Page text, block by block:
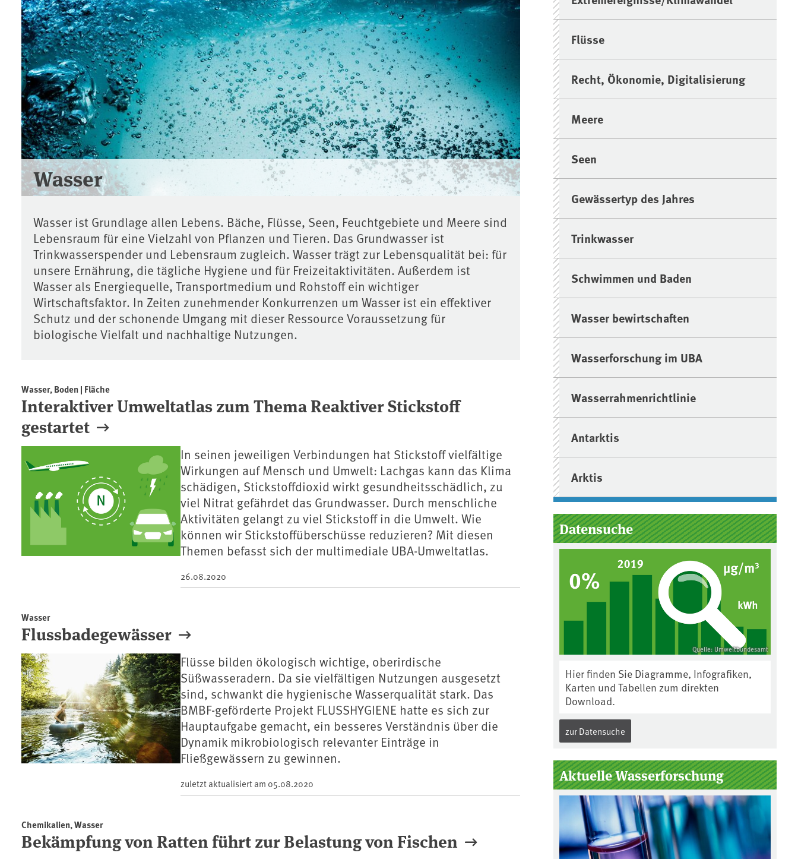
Wasser
Wasser ist Grundlage allen Lebens. Bäche, Flüsse, Seen, Feuchtgebiete und Meere sind
Lebensraum für eine Vielzahl von Pflanzen und Tieren. Das Grundwasser ist
Trinkwasserspender und Lebensraum zugleich. Wasser trägt zur Lebensqualität bei: für
unsere Ernährung, die tägliche Hygiene und für Freizeitaktivitäten. Außerdem ist
Wasser als Energiequelle, Transportmedium und Rohstoff ein wichtiger
Wirtschaftsfaktor. In Zeiten zunehmender Konkurrenzen um Wasser ist ein effektiver
Schutz und der schonende Umgang mit dieser Ressource Voraussetzung für
biologische Vielfalt und nachhaltige Nutzungen.
Wasser, Boden | Fläche
Interaktiver Umweltatlas zum Thema Reaktiver Stickstoff
gestartet
In seinen jeweiligen Verbindungen hat Stickstoff vielfältige
Wirkungen auf Mensch und Umwelt: Lachgas kann das Klima
schädigen, Stickstoffdioxid wirkt gesundheitsschädlich, zu
viel Nitrat gefährdet das Grundwasser. Durch menschliche
Aktivitäten gelangt zu viel Stickstoff in die Umwelt. Wie
können wir Stickstoffüberschüsse reduzieren? Mit diesen
Themen befasst sich der multimediale UBA-Umweltatlas.
26.08.2020
Wasser
Flussbadegewässer
Flüsse bilden ökologisch wichtige, oberirdische
Süßwasseradern. Da sie vielfältigen Nutzungen ausgesetzt
sind, schwankt die hygienische Wasserqualität stark. Das
BMBF-geförderte Projekt FLUSSHYGIENE hatte es sich zur
Hauptaufgabe gemacht, ein besseres Verständnis über die
Dynamik mikrobiologisch relevanter Einträge in
Fließgewässern zu gewinnen.
zuletzt aktualisiert am 05.08.2020
Chemikalien, Wasser
Bekämpfung von Ratten führt zur Belastung von Fischen
Flüsse
Recht, Ökonomie, Digitalisierung
Meere
Seen
Gewässertyp des Jahres
Trinkwasser
Schwimmen und Baden
Wasser bewirtschaften
Wasserforschung im UBA
Wasserrahmenrichtlinie
Antarktis
Arktis
Datensuche
Quelle: Umweltbundesamt
Hier finden Sie Diagramme, Infografiken,
Karten und Tabellen zum direkten
Download.
zur Datensuche
Aktuelle Wasserforschung